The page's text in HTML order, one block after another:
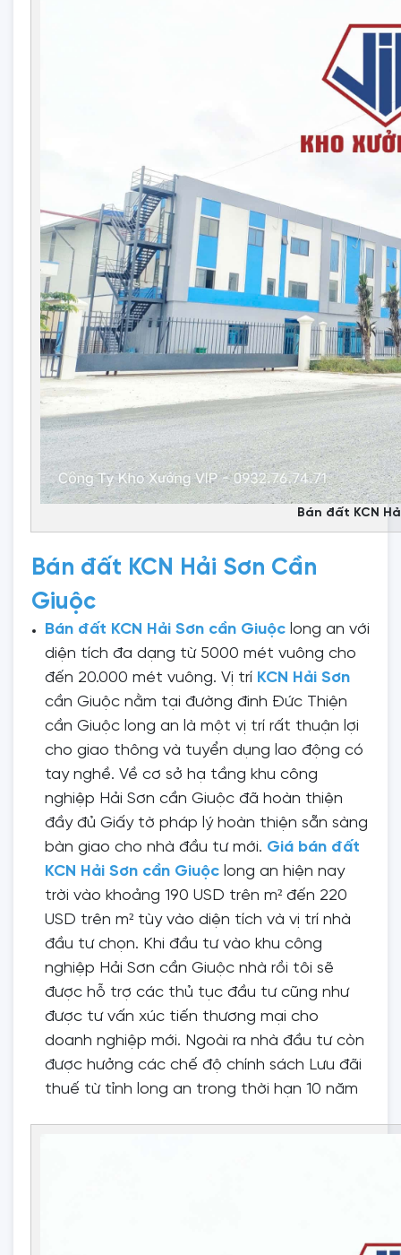
Bán đất KCN
Bán đất KCN Hải Sơn Cần
Giuộc
Bán đất KCN Hải Sơn cần Giuộc long an với
diện tích đa dạng từ 5000 mét vuông cho
đến 20.000 mét vuông. Vị trí KCN Hải Sơn
cần Giuộc nằm tại đường đinh Đức Thiện
cần Giuộc long an là một vị trí rất thuận lợi
cho giao thông và tuyển dụng lao động có
tay nghề. Về cơ sở hạ tầng khu công
nghiệp Hải Sơn cần Giuộc đã hoàn thiện
đầy đủ Giấy tờ pháp lý hoàn thiện sẵn sàng
bàn giao cho nhà đầu tư mới. Giá bán đất
KCN Hải Sơn cần Giuộc long an hiện nay
trời vào khoảng 190 USD trên m² đến 220
USD trên m² tùy vào diện tích và vị trí nhà
đầu tư chọn. Khi đầu tư vào khu công
nghiệp Hải Sơn cần Giuộc nhà rồi tôi sẽ
được hỗ trợ các thủ tục đầu tư cũng như
được tư vấn xúc tiến thương mại cho
doanh nghiệp mới. Ngoài ra nhà đầu tư còn
được hưởng các chế độ chính sách Lưu đãi
thuế từ tỉnh long an trong thời hạn 10 năm